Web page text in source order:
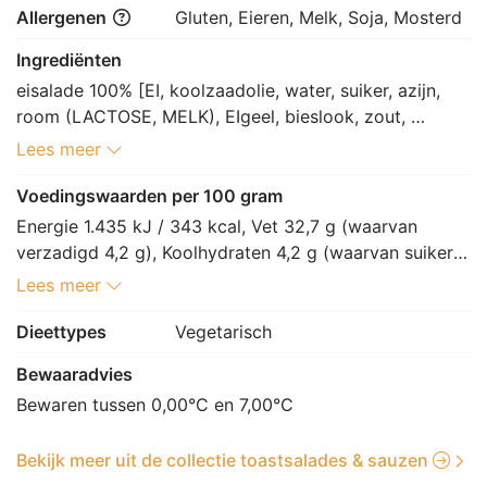
Allergenen
Gluten, Eieren, Melk, Soja, Mosterd
Ingrediënten
eisalade 100% [EI, koolzaadolie, water, suiker, azijn,
room (LACTOSE, MELK), EIgeel, bieslook, zout,
SOJAsaus [water, SOJAboon, TARWE (GLUTEN), zout],
tomatenpoeder, kleurstof: E160a, verdikkingsmiddel:
E412, E415, conserveermiddel: E202]
Lees meer
Voedingswaarden per 100 gram
Energie 1.435 kJ / 343 kcal, Vet 32,7 g (waarvan
verzadigd 4,2 g), Koolhydraten 4,2 g (waarvan suikers
3,9 g), Vezels 0 g, Eiwitten 8 g, Zout 0,8 g.
Lees meer
Dieettypes
Vegetarisch
Bewaaradvies
Bewaren tussen 0,00°C en 7,00°C
Bekijk meer uit de collectie toastsalades & sauzen